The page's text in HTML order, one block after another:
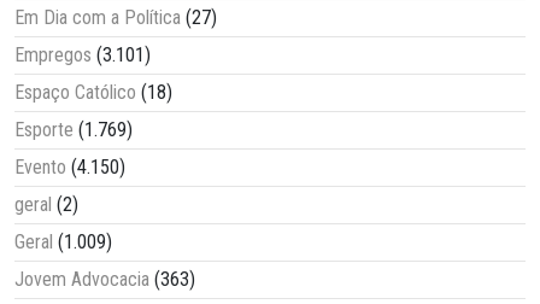
Em Dia com a Política (27)
Empregos (3.101)
Espaço Católico (18)
Esporte (1.769)
Evento (4.150)
geral (2)
Geral (1.009)
Jovem Advocacia (363)